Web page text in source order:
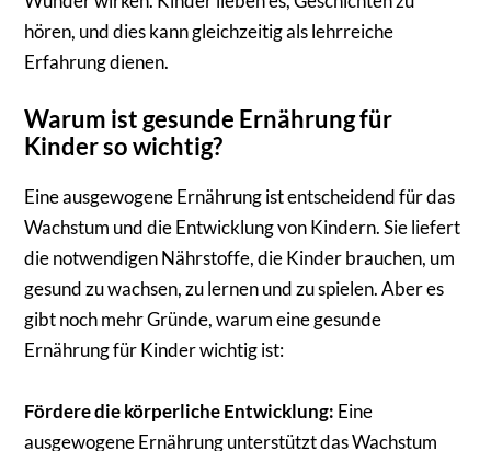
hören, und dies kann gleichzeitig als lehrreiche
Erfahrung dienen.
Warum ist gesunde Ernährung für
Kinder so wichtig?
Eine ausgewogene Ernährung ist entscheidend für das
Wachstum und die Entwicklung von Kindern. Sie liefert
die notwendigen Nährstoffe, die Kinder brauchen, um
gesund zu wachsen, zu lernen und zu spielen. Aber es
gibt noch mehr Gründe, warum eine gesunde
Ernährung für Kinder wichtig ist:
Fördere die körperliche Entwicklung: Eine
ausgewogene Ernährung unterstützt das Wachstum